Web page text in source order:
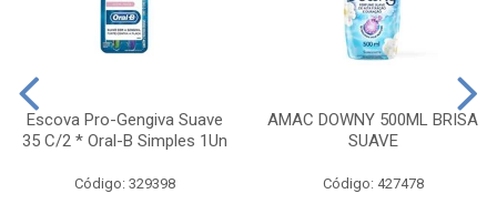
Escova Pro-Gengiva Suave
35 C/2 * Oral-B Simples 1Un
Código: 329398
AMAC DOWNY 500ML BRISA
SUAVE
Código: 427478